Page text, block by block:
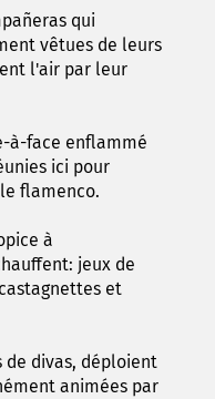
qui
vêtues de leurs
l'air par leur
à-face enflammé
ici pour
flamenco.
à
jeux de
et
de divas, déploient
animées par